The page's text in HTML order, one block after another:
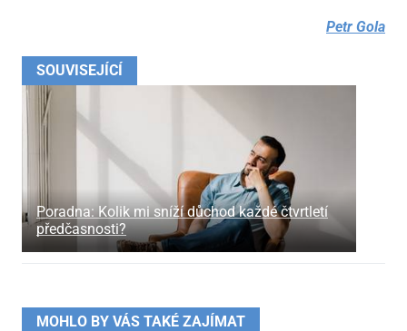
SOUVISEJÍCÍ
Poradna: Kolik mi sníží důchod každé čtvrtletí
předčasnosti?
Petr Gola
MOHLO BY VÁS TAKÉ ZAJÍMAT